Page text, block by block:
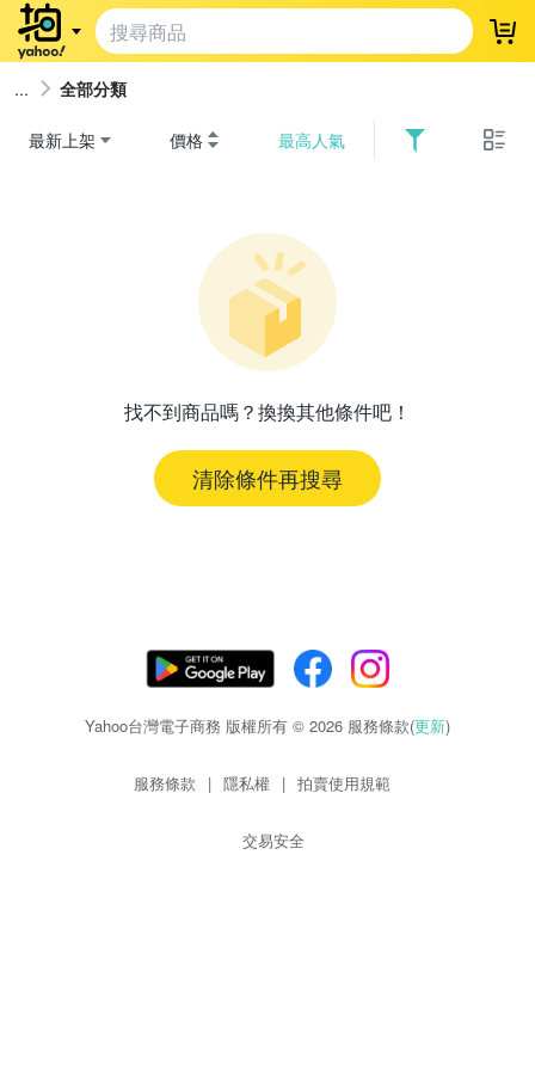
登
全部分類
最新上架 價格 最高人氣
找不到商品嗎？換換其他條件吧！
清除條件再搜尋
Yahoo台灣電子商務 版權所有 © 2026 服務條款(更新)
服務條款 | 隱私權 | 拍賣使用規範
交易安全